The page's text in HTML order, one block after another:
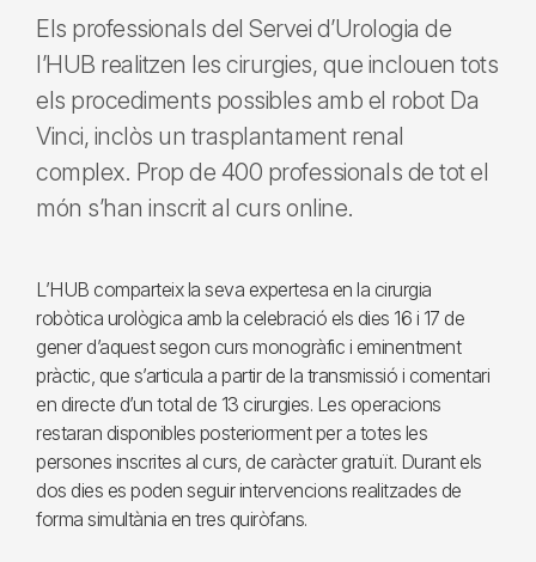
Els professionals del Servei d’Urologia de
l’HUB realitzen les cirurgies, que inclouen tots
els procediments possibles amb el robot Da
Vinci, inclòs un trasplantament renal
complex. Prop de 400 professionals de tot el
món s’han inscrit al curs online.
L’HUB comparteix la seva expertesa en la cirurgia
robòtica urològica amb la celebració els dies 16 i 17 de
gener d’aquest segon curs monogràfic i eminentment
pràctic, que s’articula a partir de la transmissió i comentari
en directe d’un total de 13 cirurgies. Les operacions
restaran disponibles posteriorment per a totes les
persones inscrites al curs, de caràcter gratuït. Durant els
dos dies es poden seguir intervencions realitzades de
forma simultània en tres quiròfans.